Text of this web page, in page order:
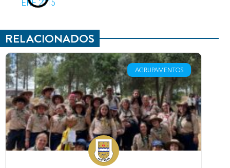
RELACIONADOS
AGRUPAMENTOS